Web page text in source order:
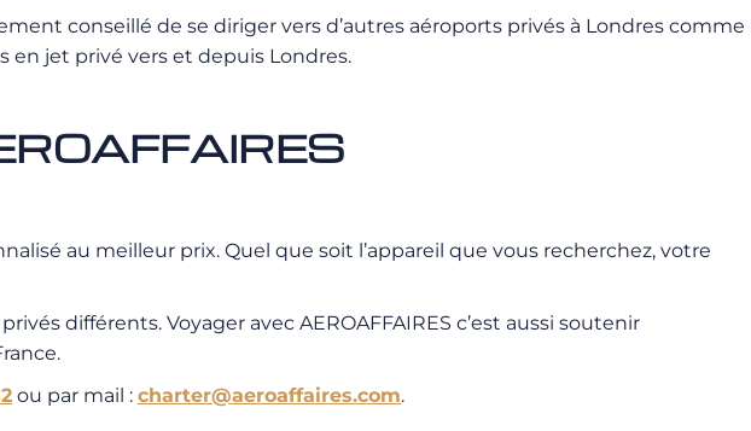
conseillé de se diriger vers d’autres aéroports privés à Londres comme
en jet privé vers et depuis Londres.
au meilleur prix. Quel que soit l’appareil que vous recherchez, votre
différents. Voyager avec AEROAFFAIRES c’est aussi soutenir
ou par mail : charter@aeroaffaires.com.